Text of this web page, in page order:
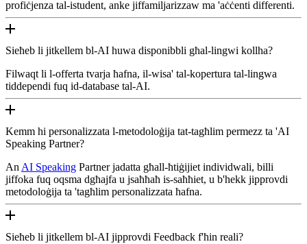
profiċjenza tal-istudent, anke jiffamiljarizzaw ma 'aċċenti differenti.
Sieħeb li jitkellem bl-AI huwa disponibbli għal-lingwi kollha?
Filwaqt li l-offerta tvarja ħafna, il-wisa' tal-kopertura tal-lingwa
tiddependi fuq id-database tal-AI.
Kemm hi personalizzata l-metodoloġija tat-tagħlim permezz ta 'AI
Speaking Partner?
An AI Speaking Partner jadatta għall-ħtiġijiet individwali, billi
jiffoka fuq oqsma dgħajfa u jsaħħaħ is-saħħiet, u b'hekk jipprovdi
metodoloġija ta 'tagħlim personalizzata ħafna.
Sieħeb li jitkellem bl-AI jipprovdi Feedback f'ħin reali?